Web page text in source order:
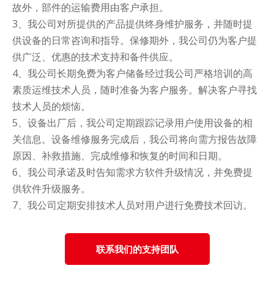
故外，部件的运输费用由客户承担。
3、我公司对所提供的产品提供终身维护服务，并随时提
供设备的日常咨询和指导。保修期外，我公司仍为客户提
供广泛、优惠的技术支持和备件供应。
4、我公司长期免费为客户储备经过我公司严格培训的高
素质运维技术人员，随时准备为客户服务。解决客户寻找
技术人员的烦恼。
5、设备出厂后，我公司定期跟踪记录用户使用设备的相
关信息。设备维修服务完成后，我公司将向需方报告故障
原因、补救措施、完成维修和恢复的时间和日期。
6、我公司承诺及时告知需求方软件升级情况，并免费提
供软件升级服务。
7、我公司定期安排技术人员对用户进行免费技术回访。
联系我们的支持团队